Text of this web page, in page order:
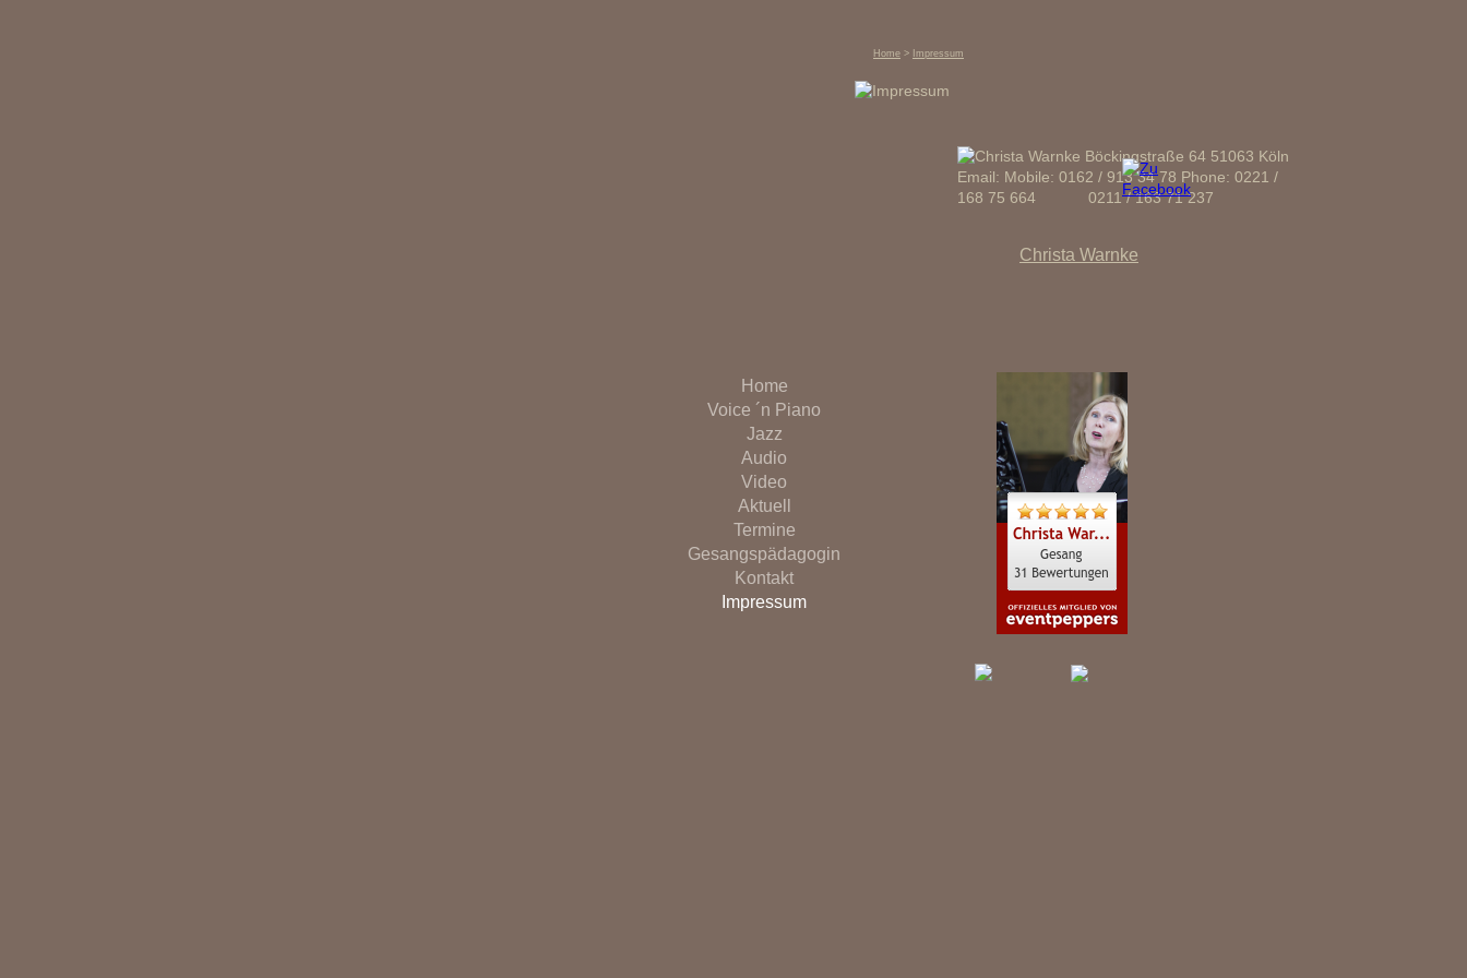
Home
Voice ´n Piano
Jazz
Audio
Video
Aktuell
Termine
Gesangspädagogin
Kontakt
Impressum
Home > Impressum
Christa Warnke